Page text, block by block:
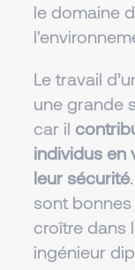
le domaine
Le travail
une grande
car il
individus en
leur sécurité
sont
croître dans
ingénieur